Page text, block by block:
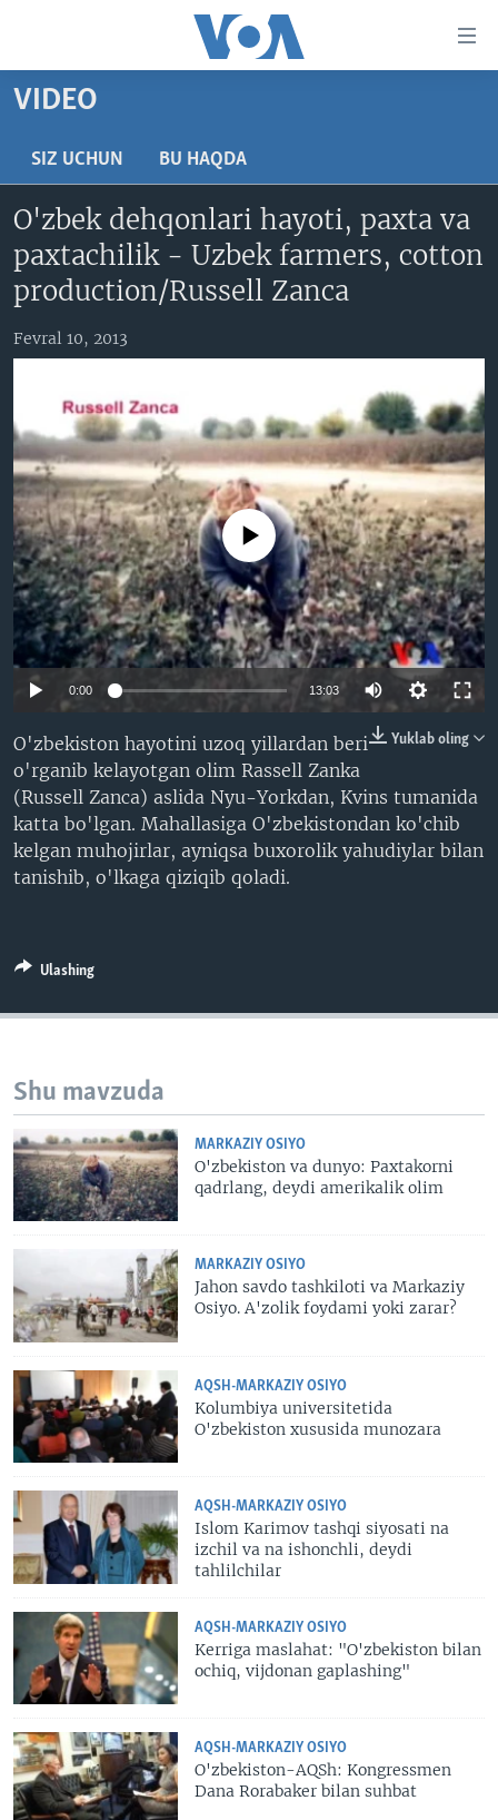
boring
Boshiga
Qidiruvga
AMERIKA
VATANDOSHLAR
AMERIKA MANZARALARI
XALQARO HAYOT
VASHINGTON CHOYXONASI
MOBIL-SALOM!
VIDEO
XABARLAR SURATLARDA
IJTIMOIY TARMOQLAR
FACEBOOK
YOUTUBE
INSTAGRAM
ODNOKLASSNIKI
TELEGRAM
TWITTER
SOUNDCLOUD
INGLIZ TILI DARSLARI
EDITORIAL
Learning English
VOA
VIDEO
SIZ UCHUN BU HAQDA
O'zbek dehqonlari hayoti, paxta va
paxtachilik - Uzbek farmers, cotton
production/Russell Zanca
Fevral 10, 2013
No media source currently available
0:00 13:03
Yuklab oling
O'zbekiston hayotini uzoq yillardan beri
o'rganib kelayotgan olim Rassell Zanka
(Russell Zanca) aslida Nyu-Yorkdan, Kvins tumanida
katta bo'lgan. Mahallasiga O'zbekistondan ko'chib
kelgan muhojirlar, ayniqsa buxorolik yahudiylar bilan
tanishib, o'lkaga qiziqib qoladi.
Ulashing
Shu mavzuda
MARKAZIY OSIYO
O'zbekiston va dunyo: Paxtakorni
qadrlang, deydi amerikalik olim
MARKAZIY OSIYO
Jahon savdo tashkiloti va Markaziy
Osiyo. A'zolik foydami yoki zarar?
AQSH-MARKAZIY OSIYO
Kolumbiya universitetida
O'zbekiston xususida munozara
AQSH-MARKAZIY OSIYO
Islom Karimov tashqi siyosati na
izchil va na ishonchli, deydi
tahlilchilar
AQSH-MARKAZIY OSIYO
Kerriga maslahat: "O'zbekiston bilan
ochiq, vijdonan gaplashing"
AQSH-MARKAZIY OSIYO
O'zbekiston-AQSh: Kongressmen
Dana Rorabaker bilan suhbat